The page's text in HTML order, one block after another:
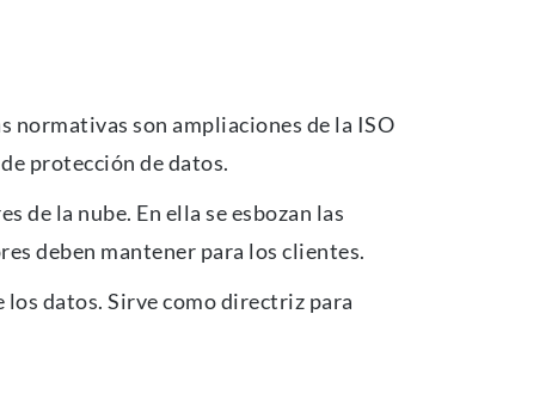
normativas son ampliaciones de la ISO
protección de datos.
de la nube. En ella se esbozan las
deben mantener para los clientes.
los datos. Sirve como directriz para